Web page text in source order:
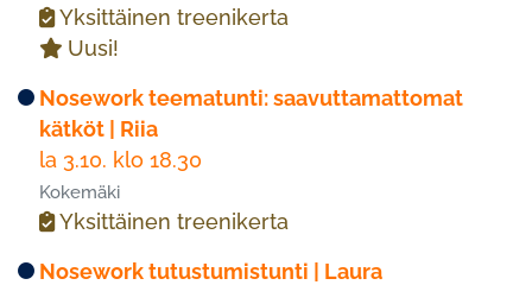
Yksittäinen treenikerta
Uusi!
Nosework teematunti: saavuttamattomat
kätköt | Riia
la 3.10. klo 18.30
Kokemäki
Yksittäinen treenikerta
Nosework tutustumistunti | Laura